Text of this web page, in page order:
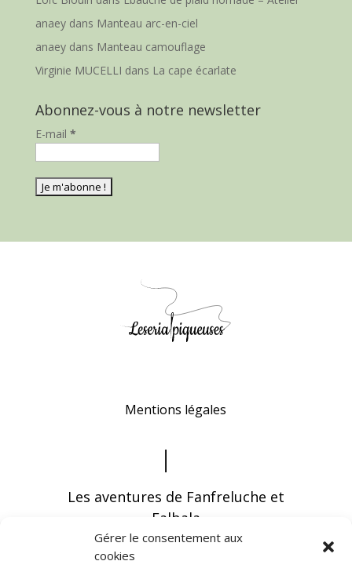
Gérer le consentement aux
cookies
anaeydans Manteau arc-en-ciel
anaeydans Manteau camouflage
Virginie MUCELLI dans La cape écarlate
Abonnez-vous à notre newsletter
E-mail *
Mentions légales
Les aventures de Fanfreluche et
Falbala